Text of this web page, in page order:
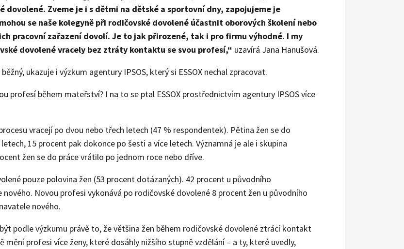
Zveme je i s dětmi na dětské a sportovní dny, zapojujeme je
se naše kolegyně při rodičovské dovolené účastnit oborových školení nebo
pracovní zařazení dovolí. Je to jak přirozené, tak i pro firmu výhodné. I my
dovolené vracely bez ztráty kontaktu se svou profesí,“ uzavírá Jana Hanušová.
ukazuje i výzkum agentury IPSOS, který si ESSOX nechal zpracovat.
profesí během mateřství? I na to se ptal ESSOX prostřednictvím agentury IPSOS více
vracejí po dvou nebo třech letech (47 % respondentek). Pětina žen se do
15 procent pak dokonce po šesti a více letech. Významná je ale i skupina
žen se do práce vrátilo po jednom roce nebo dříve.
pouze polovina žen (53 procent dotázaných). 42 procent u původního
Novou profesi vykonává po rodičovské dovolené 8 procent žen u původního
nového.
podle výzkumu právě to, že většina žen během rodičovské dovolené ztrácí kontakt
mění profesi více ženy, které dosáhly nižšího stupně vzdělání – a ty, které uvedly,